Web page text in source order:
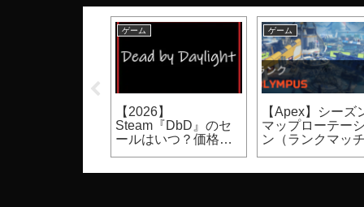
ゲーム
【Apex】シーズン30
スプリット1バトルパ
ス報酬（進化武器ス
ゲーム
【Apex】シーズ
はいつからいつ
で？開始日時、